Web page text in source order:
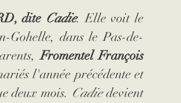
dite Cadie. Elle voit le
Gohelle, dans le Pas-de-
Fromentel François
l'année précédente et
deux mois. Cadie devient